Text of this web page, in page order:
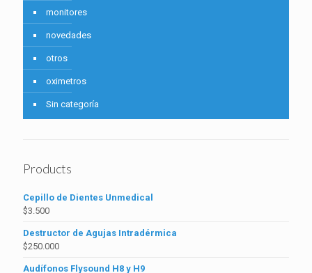
monitores
novedades
otros
oximetros
Sin categoría
Products
Cepillo de Dientes Unmedical
$3.500
Destructor de Agujas Intradérmica
$250.000
Audífonos Flysound H8 y H9